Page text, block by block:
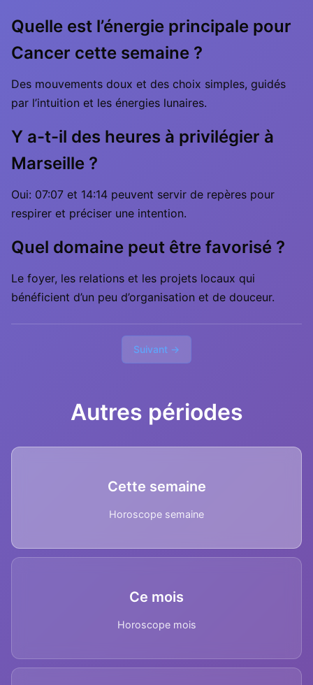
Quelle est l’énergie principale pour
Cancer cette semaine ?
Des mouvements doux et des choix simples, guidés
par l’intuition et les énergies lunaires.
Y a-t-il des heures à privilégier à
Marseille ?
Oui: 07:07 et 14:14 peuvent servir de repères pour
respirer et préciser une intention.
Quel domaine peut être favorisé ?
Le foyer, les relations et les projets locaux qui
bénéficient d’un peu d’organisation et de douceur.
Suivant →
Autres périodes
Cette semaine
Horoscope semaine
Ce mois
Horoscope mois